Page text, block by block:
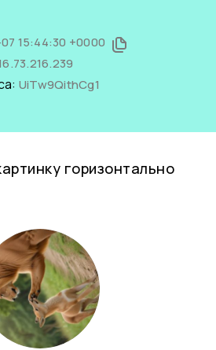
15:44:30 +0000
UiTw9QithCg1
горизонтально